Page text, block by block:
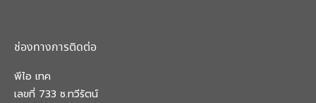
ช่องทางการติดต่อ
พีไอ เทค
เลขที่ 733 ซ.ทวีรัตน์